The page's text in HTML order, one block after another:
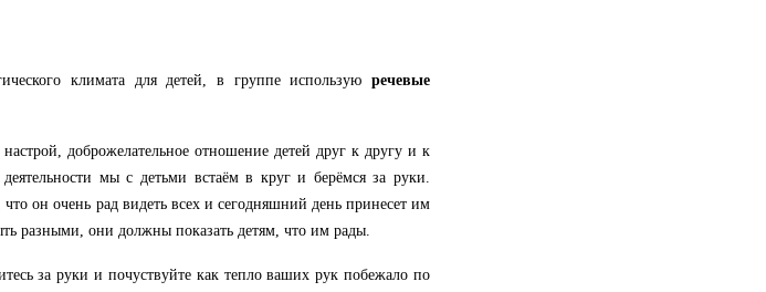
климата для детей, в группе использую речевые
доброжелательное отношение детей друг к другу и к
деятельности мы с детьми встаём в круг и берёмся за руки.
что он очень рад видеть всех и сегодняшний день принесет им
разными, они должны показать детям, что им рады.
за руки и почуствуйте как тепло ваших рук побежало по